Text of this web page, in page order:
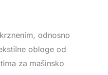
odnosno
obloge od
za mašinsko